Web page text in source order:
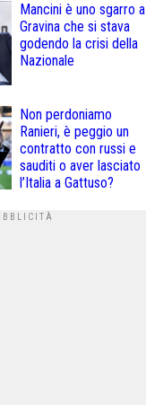
Mancini è uno sgarro a
Gravina che si stava
godendo la crisi della
Nazionale
Non perdoniamo
Ranieri, è peggio un
contratto con russi e
sauditi o aver lasciato
l’Italia a Gattuso?